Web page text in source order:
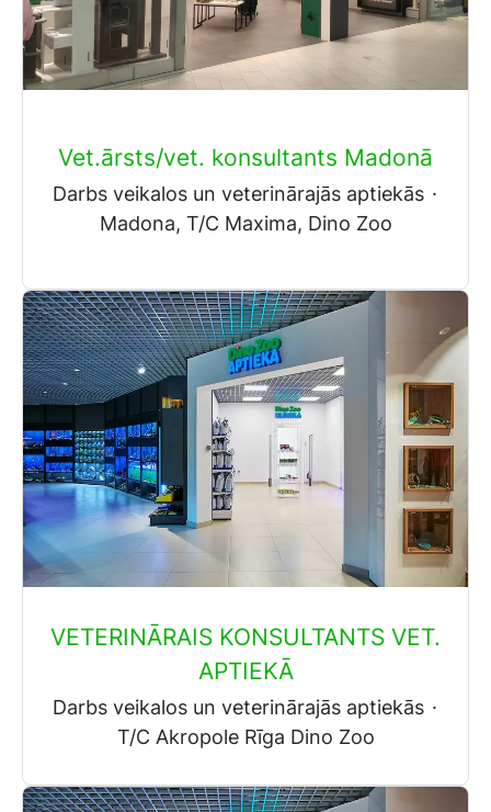
Vet.ārsts/vet. konsultants Madonā
Darbs veikalos un veterinārajās aptiekās ·
Madona, T/C Maxima, Dino Zoo
VETERINĀRAIS KONSULTANTS VET.
APTIEKĀ
Darbs veikalos un veterinārajās aptiekās ·
T/C Akropole Rīga Dino Zoo